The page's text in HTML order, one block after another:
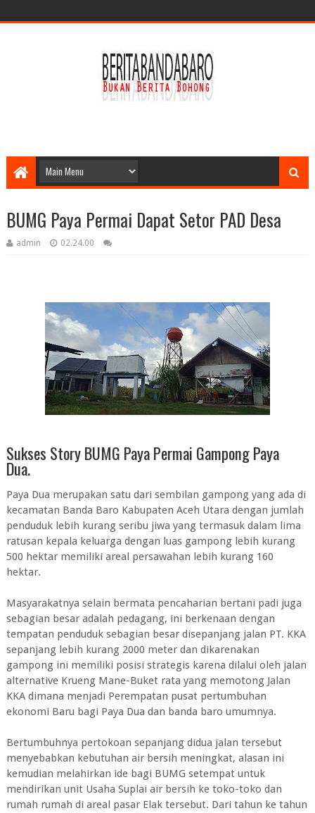
BUMG Paya Permai Dapat Setor PAD Desa
admin 02.24.00
Sukses Story BUMG Paya Permai Gampong Paya
Dua.
Paya Dua merupakan satu dari sembilan gampong yang ada di
kecamatan Banda Baro Kabupaten Aceh Utara dengan jumlah
penduduk lebih kurang seribu jiwa yang termasuk dalam lima
ratusan kepala keluarga dengan luas gampong lebih kurang
500 hektar memiliki areal persawahan lebih kurang 160
hektar.
Masyarakatnya selain bermata pencaharian bertani padi juga
sebagian besar adalah pedagang, ini berkenaan dengan
tempatan penduduk sebagian besar disepanjang jalan PT. KKA
sepanjang lebih kurang 2000 meter dan dikarenakan
gampong ini memiliki posisi strategis karena dilalui oleh jalan
alternative Krueng Mane-Buket rata yang memotong Jalan
KKA dimana menjadi Perempatan pusat pertumbuhan
ekonomi Baru bagi Paya Dua dan banda baro umumnya.
Bertumbuhnya pertokoan sepanjang didua jalan tersebut
menyebabkan kebutuhan air bersih meningkat, alasan ini
kemudian melahirkan ide bagi BUMG setempat untuk
mendirikan unit Usaha Suplai air bersih ke toko-toko dan
rumah rumah di areal pasar Elak tersebut. Dari tahun ke tahun